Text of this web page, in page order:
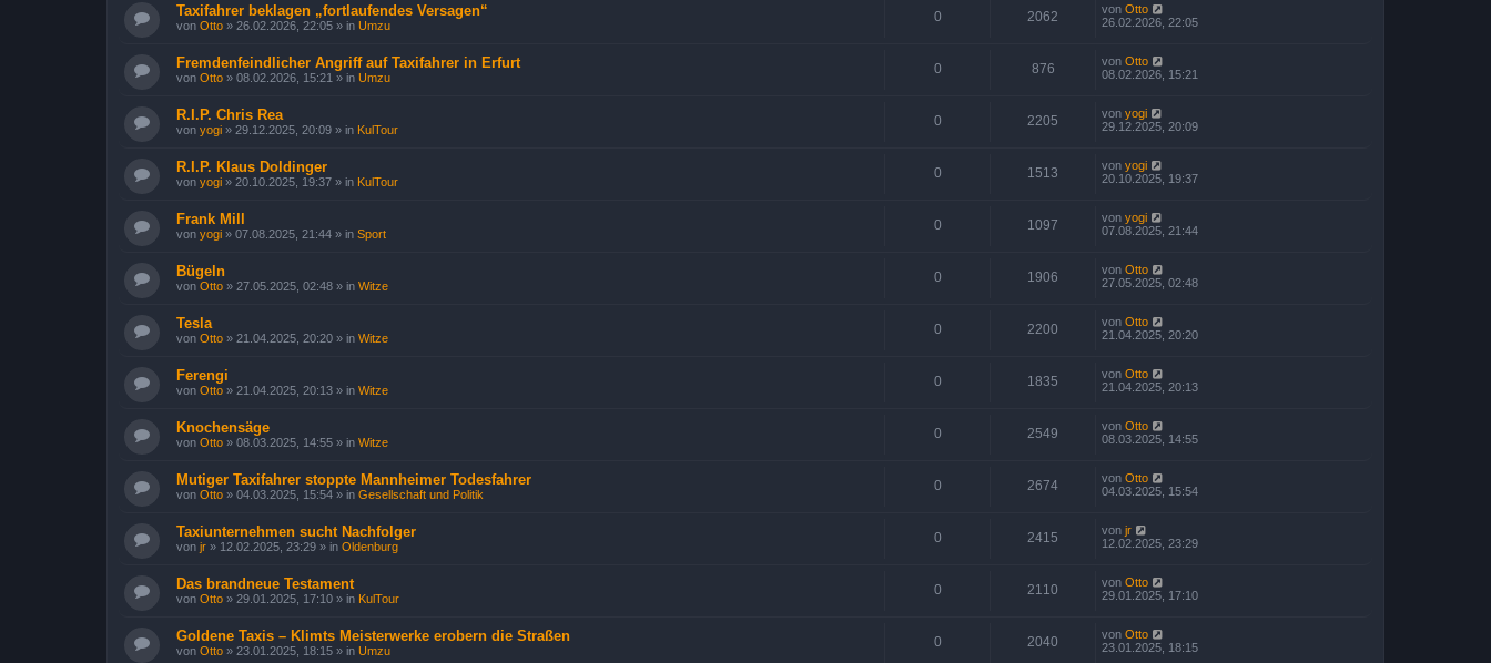
Taxifahrer beklagen „fortlaufendes Versagen“
von Otto » 26.02.2026, 22:05 » in Umzu
0 2062 von Otto
26.02.2026, 22:05
Fremdenfeindlicher Angriff auf Taxifahrer in Erfurt
von Otto » 08.02.2026, 15:21 » in Umzu
0 876 von Otto
08.02.2026, 15:21
R.I.P. Chris Rea
von yogi » 29.12.2025, 20:09 » in KulTour
0 2205 von yogi
29.12.2025, 20:09
R.I.P. Klaus Doldinger
von yogi » 20.10.2025, 19:37 » in KulTour
0 1513 von yogi
20.10.2025, 19:37
Frank Mill
von yogi » 07.08.2025, 21:44 » in Sport
0 1097 von yogi
07.08.2025, 21:44
Bügeln
von Otto » 27.05.2025, 02:48 » in Witze
0 1906 von Otto
27.05.2025, 02:48
Tesla
von Otto » 21.04.2025, 20:20 » in Witze
0 2200 von Otto
21.04.2025, 20:20
Ferengi
von Otto » 21.04.2025, 20:13 » in Witze
0 1835 von Otto
21.04.2025, 20:13
Knochensäge
von Otto » 08.03.2025, 14:55 » in Witze
0 2549 von Otto
08.03.2025, 14:55
Mutiger Taxifahrer stoppte Mannheimer Todesfahrer
von Otto » 04.03.2025, 15:54 » in Gesellschaft und Politik
0 2674 von Otto
04.03.2025, 15:54
Taxiunternehmen sucht Nachfolger
von jr » 12.02.2025, 23:29 » in Oldenburg
0 2415 von jr
12.02.2025, 23:29
Das brandneue Testament
von Otto » 29.01.2025, 17:10 » in KulTour
0 2110 von Otto
29.01.2025, 17:10
Goldene Taxis – Klimts Meisterwerke erobern die Straßen
von Otto » 23.01.2025, 18:15 » in Umzu
0 2040 von Otto
23.01.2025, 18:15